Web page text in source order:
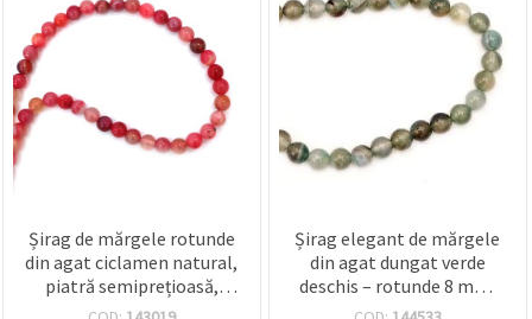
Șirag de mărgele rotunde
din agat ciclamen natural,
piatră semiprețioasă,
șlefuite, 8 mm, ~47 buc.
Șirag elegant de mărgele
din agat dungat verde
deschis – rotunde 8 mm,
aprox. 48 bucăți, ideal